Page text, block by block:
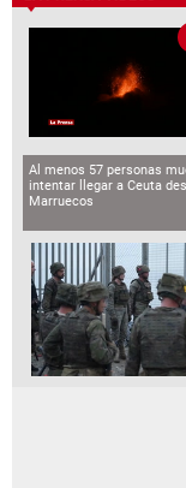
Al menos 57 personas
intentar llegar a Ceuta
Marruecos